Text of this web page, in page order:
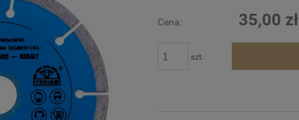
Cena: 35,00 zł
szt.